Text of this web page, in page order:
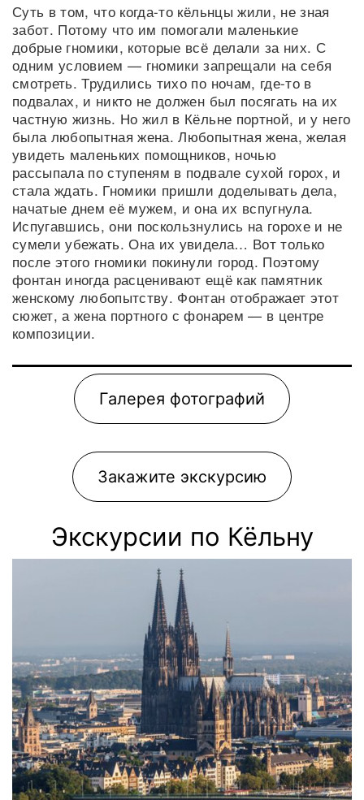
Суть в том, что когда-то кёльнцы жили, не зная
забот. Потому что им помогали маленькие
добрые гномики, которые всё делали за них. С
одним условием — гномики запрещали на себя
смотреть. Трудились тихо по ночам, где-то в
подвалах, и никто не должен был посягать на их
частную жизнь. Но жил в Кёльне портной, и у него
была любопытная жена. Любопытная жена, желая
увидеть маленьких помощников, ночью
рассыпала по ступеням в подвале сухой горох, и
стала ждать. Гномики пришли доделывать дела,
начатые днем её мужем, и она их вспугнула.
Испугавшись, они поскользнулись на горохе и не
сумели убежать. Она их увидела… Вот только
после этого гномики покинули город. Поэтому
фонтан иногда расценивают ещё как памятник
женскому любопытству. Фонтан отображает этот
сюжет, а жена портного с фонарем — в центре
композиции.
Галерея фотографий
Закажите экскурсию
Экскурсии по Кёльну